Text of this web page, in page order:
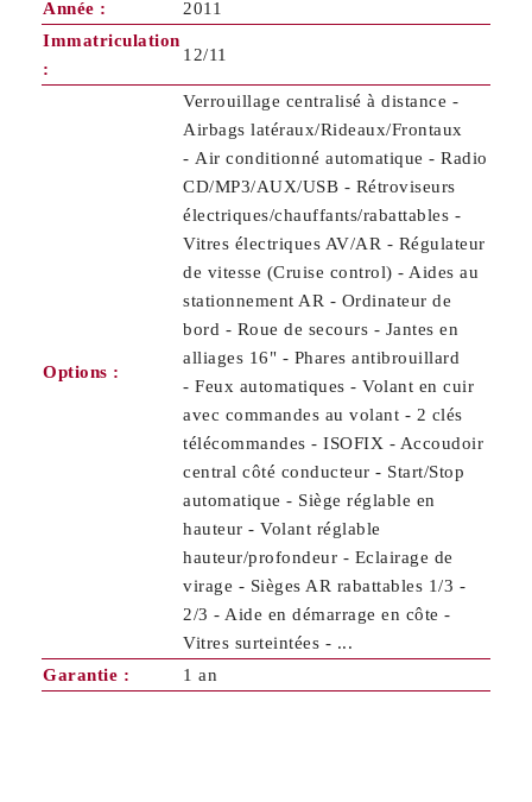
Année :
2011
Immatriculation
:
12/11
Options :
Verrouillage centralisé à distance -
Airbags latéraux/Rideaux/Frontaux
- Air conditionné automatique - Radio
CD/MP3/AUX/USB - Rétroviseurs
électriques/chauffants/rabattables -
Vitres électriques AV/AR - Régulateur
de vitesse (Cruise control) - Aides au
stationnement AR - Ordinateur de
bord - Roue de secours - Jantes en
alliages 16" - Phares antibrouillard
- Feux automatiques - Volant en cuir
avec commandes au volant - 2 clés
télécommandes - ISOFIX - Accoudoir
central côté conducteur - Start/Stop
automatique - Siège réglable en
hauteur - Volant réglable
hauteur/profondeur - Eclairage de
virage - Sièges AR rabattables 1/3 -
2/3 - Aide en démarrage en côte -
Vitres surteintées - ...
Garantie :
1 an